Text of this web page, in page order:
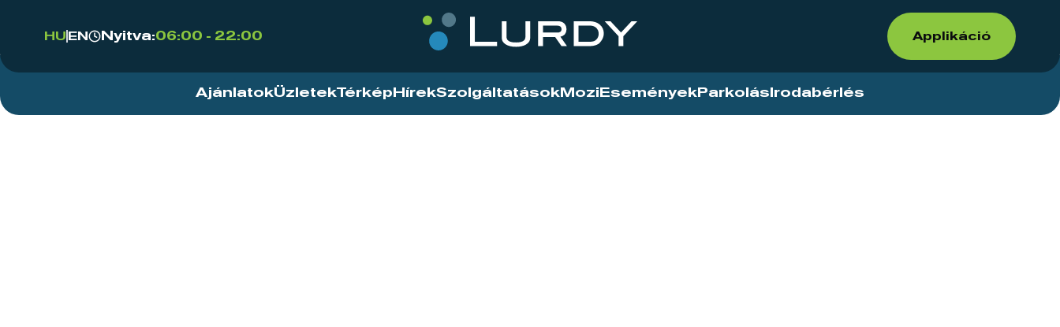
HU EN Nyitva:06:00 - 22:00 Applikáció
AjánlatokÜzletekTérkép HírekSzolgáltatások Mozi Események Parkolás Irodabérlés